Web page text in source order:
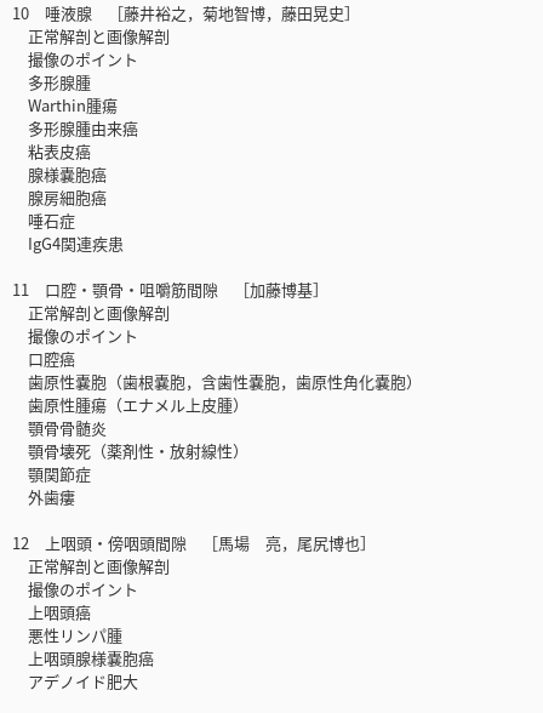
10 唾液腺 ［藤井裕之，菊地智博，藤田晃史］
正常解剖と画像解剖
撮像のポイント
多形腺腫
Warthin腫瘍
多形腺腫由来癌
粘表皮癌
腺様嚢胞癌
腺房細胞癌
唾石症
IgG4関連疾患
11 口腔・顎骨・咀嚼筋間隙 ［加藤博基］
正常解剖と画像解剖
撮像のポイント
口腔癌
歯原性嚢胞（歯根嚢胞，含歯性嚢胞，歯原性角化嚢胞）
歯原性腫瘍（エナメル上皮腫）
顎骨骨髄炎
顎骨壊死（薬剤性・放射線性）
顎関節症
外歯瘻
12 上咽頭・傍咽頭間隙 ［馬場 亮，尾尻博也］
正常解剖と画像解剖
撮像のポイント
上咽頭癌
悪性リンパ腫
上咽頭腺様嚢胞癌
アデノイド肥大